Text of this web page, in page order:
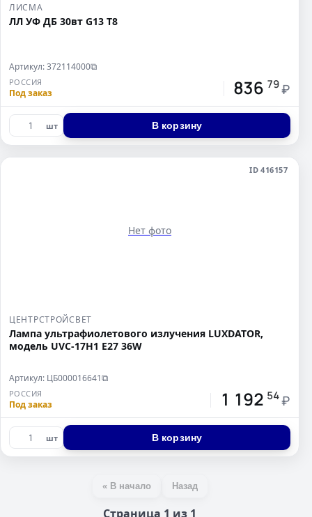
ЛИСМА
ЛЛ УФ ДБ 30вт G13 Т8
Артикул: 372114000⧉
РОССИЯ
Под заказ 836 79 ₽
шт В корзину
ID 416157
Нет фото
ЦЕНТРСТРОЙСВЕТ
Лампа ультрафиолетового излучения LUXDATOR,
модель UVC-17Н1 Е27 36W
Артикул: ЦБ000016641⧉
РОССИЯ
Под заказ 1 192 54 ₽
шт В корзину
« В начало Назад
Страница 1 из 1